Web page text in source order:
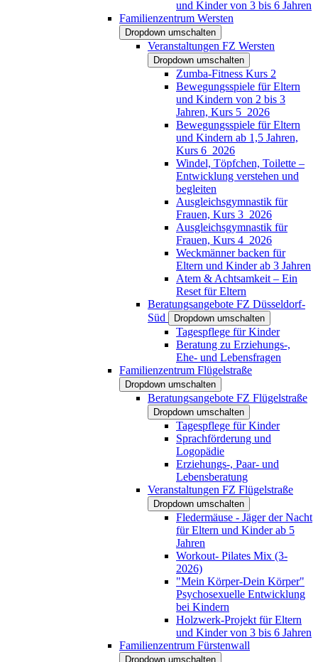
und Kinder von 3 bis 6 Jahren
Familienzentrum Wersten
Dropdown umschalten
Veranstaltungen FZ Wersten
Dropdown umschalten
Zumba-Fitness Kurs 2
Bewegungsspiele für Eltern
und Kindern von 2 bis 3
Jahren, Kurs 5_2026
Bewegungsspiele für Eltern
und Kindern ab 1,5 Jahren,
Kurs 6_2026
Windel, Töpfchen, Toilette –
Entwicklung verstehen und
begleiten
Ausgleichsgymnastik für
Frauen, Kurs 3_2026
Ausgleichsgymnastik für
Frauen, Kurs 4_2026
Weckmänner backen für
Eltern und Kinder ab 3 Jahren
Atem & Achtsamkeit – Ein
Reset für Eltern
Beratungsangebote FZ Düsseldorf-
Süd
Dropdown umschalten
Tagespflege für Kinder
Beratung zu Erziehungs-,
Ehe- und Lebensfragen
Familienzentrum Flügelstraße
Dropdown umschalten
Beratungsangebote FZ Flügelstraße
Dropdown umschalten
Tagespflege für Kinder
Sprachförderung und
Logopädie
Erziehungs-, Paar- und
Lebensberatung
Veranstaltungen FZ Flügelstraße
Dropdown umschalten
Fledermäuse - Jäger der Nacht
für Eltern und Kinder ab 5
Jahren
Workout- Pilates Mix (3-
2026)
"Mein Körper-Dein Körper"
Psychosexuelle Entwicklung
bei Kindern
Holzwerk-Projekt für Eltern
und Kinder von 3 bis 6 Jahren
Familienzentrum Fürstenwall
Dropdown umschalten